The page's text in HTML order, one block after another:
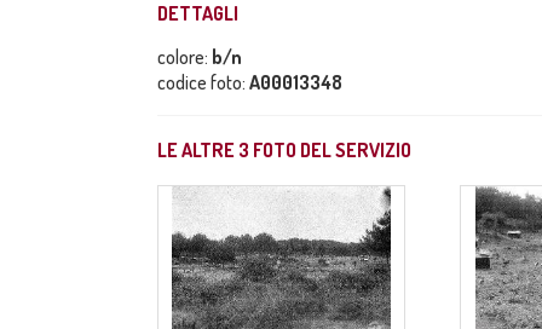
DETTAGLI
colore: b/n
codice foto: A00013348
LE ALTRE 3 FOTO DEL SERVIZIO